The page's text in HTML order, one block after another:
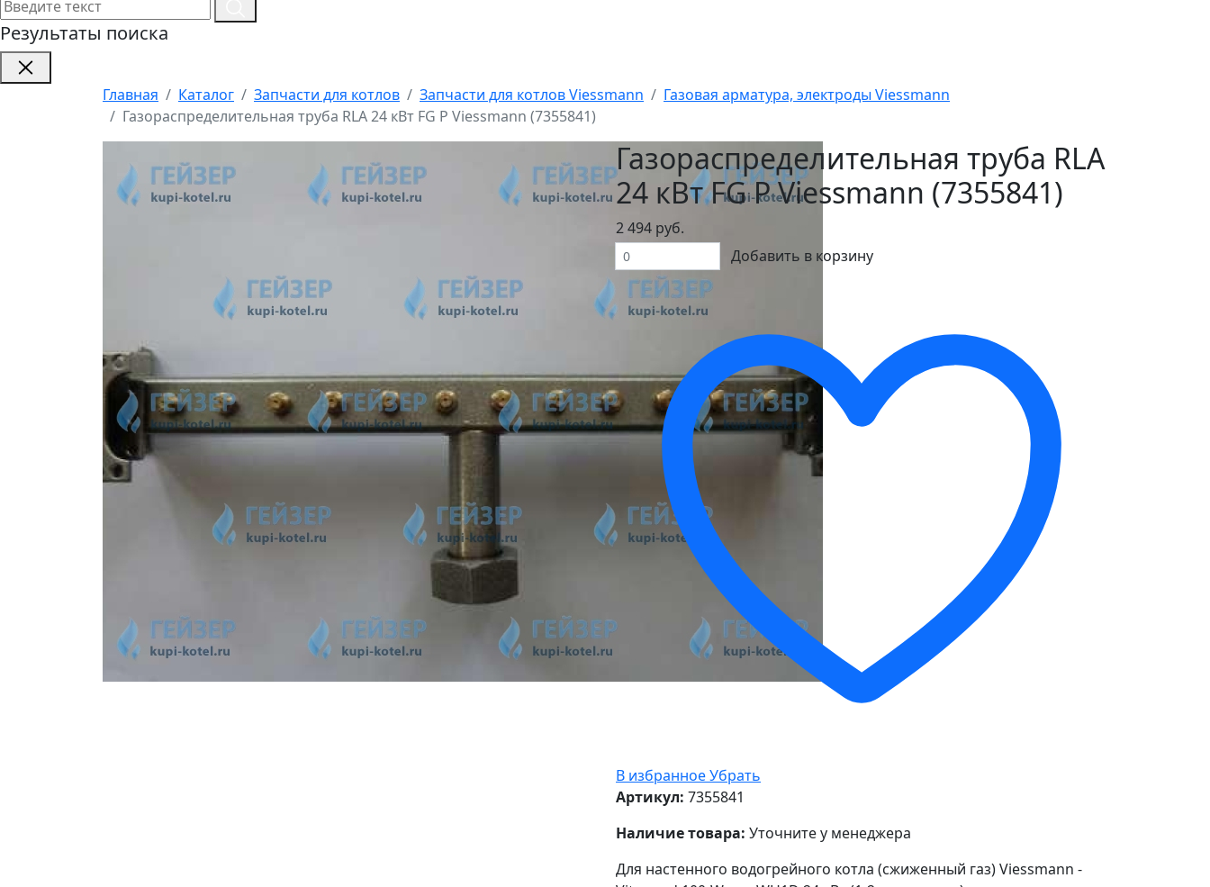
Результаты поиска
Главная Каталог Запчасти для котлов Запчасти для котлов Viessmann
Газовая арматура, электроды Viessmann
Газораспределительная труба RLA 24 кВт FG P Viessmann (7355841)
Газораспределительная труба RLA
24 кВт FG P Viessmann (7355841)
2 494 руб.
Добавить в корзину
В избранноеУбрать
Артикул: 7355841
Наличие товара: Уточните у менеджера
Для настенного водогрейного котла (сжиженный газ) Viessmann -